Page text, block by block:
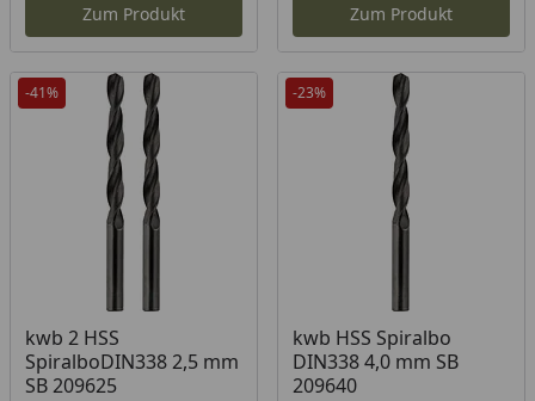
Zum Produkt Zum Produkt
-41%
kwb 2 HSS
SpiralboDIN338 2,5 mm
SB 209625
Produkt am Lager
-23%
kwb HSS Spiralbo
DIN338 4,0 mm SB
209640
Produkt am Lager